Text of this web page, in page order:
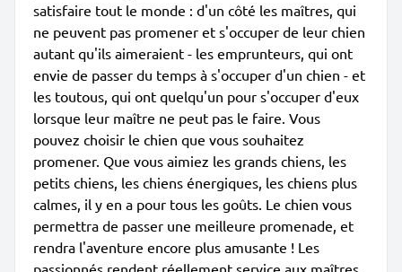
satisfaire tout le monde : d'un côté les maîtres, qui
ne peuvent pas promener et s'occuper de leur chien
autant qu'ils aimeraient - les emprunteurs, qui ont
envie de passer du temps à s'occuper d'un chien - et
les toutous, qui ont quelqu'un pour s'occuper d'eux
lorsque leur maître ne peut pas le faire. Vous
pouvez choisir le chien que vous souhaitez
promener. Que vous aimiez les grands chiens, les
petits chiens, les chiens énergiques, les chiens plus
calmes, il y en a pour tous les goûts. Le chien vous
permettra de passer une meilleure promenade, et
rendra l'aventure encore plus amusante ! Les
passionnés rendent réellement service aux maîtres,